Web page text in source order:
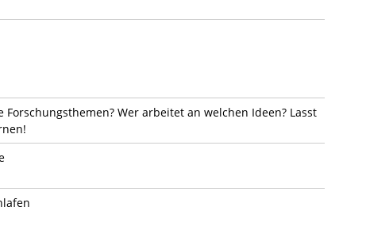
Wer arbeitet an welchen Ideen? Lasst